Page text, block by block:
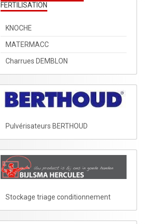
FERTILISATION
KNOCHE
MATERMACC
Charrues DEMBLON
Pulvérisateurs BERTHOUD
Stockage triage conditionnement